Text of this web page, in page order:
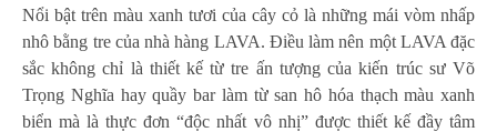
Nổi bật trên màu xanh tươi của cây cỏ là những mái vòm nhấp
nhô bằng tre của nhà hàng LAVA. Điều làm nên một LAVA đặc
sắc không chỉ là thiết kế từ tre ấn tượng của kiến trúc sư Võ
Trọng Nghĩa hay quầy bar làm từ san hô hóa thạch màu xanh
biển mà là thực đơn “độc nhất vô nhị” được thiết kế đầy tâm